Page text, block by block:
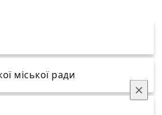
×
міської ради